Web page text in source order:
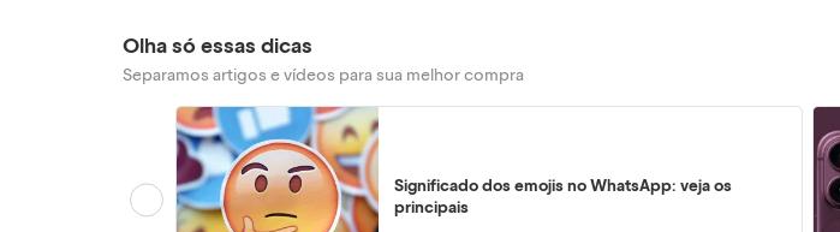
Olha só essas dicas
Separamos artigos e vídeos para sua melhor compra
Significado dos emojis no WhatsApp: veja os
principais